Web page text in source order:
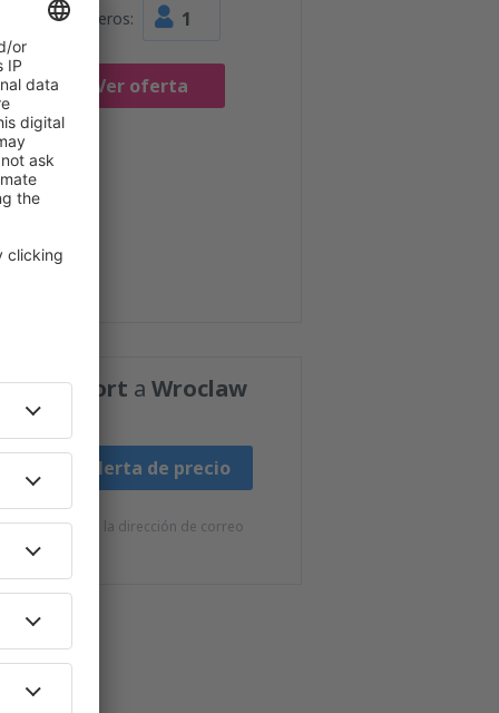
Pasajeros: 1
Ver oferta
Airport a Wroclaw
Fijar alerta de precio
eSky.pl S.A. a la dirección de correo